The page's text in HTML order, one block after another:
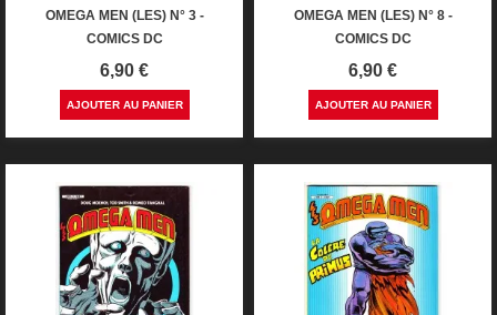
OMEGA MEN (LES) N° 3 -
COMICS DC
Prix
6,90 €
AJOUTER AU PANIER
OMEGA MEN (LES) N° 8 -
COMICS DC
Prix
6,90 €
AJOUTER AU PANIER